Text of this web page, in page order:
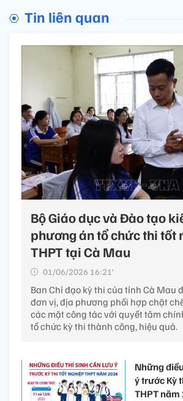
Tin liên quan
Bộ Giáo dục và Đào tạo
phương án tổ chức thi tốt
THPT tại Cà Mau
01/06/2026 16:21’
Ban Chỉ đạo kỳ thi của tỉnh Cà Mau
đơn vị, địa phương phối hợp chặt
các mặt công tác với quyết tâm
tổ chức kỳ thi thành công, hiệu quả.
Những
ý trước Kỳ
THPT năm